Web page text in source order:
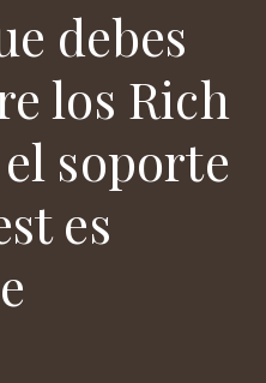
debes
los Rich
soporte
es